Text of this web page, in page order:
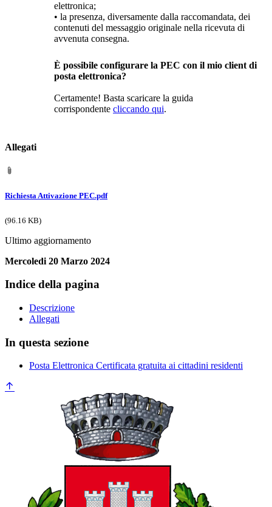
elettronica;
• la presenza, diversamente dalla raccomandata, dei
contenuti del messaggio originale nella ricevuta di
avvenuta consegna.
È possibile configurare la PEC con il mio client di
posta elettronica?
Certamente! Basta scaricare la guida
corrispondente cliccando qui.
Allegati
Richiesta Attivazione PEC.pdf
(96.16 KB)
Ultimo aggiornamento
Mercoledi 20 Marzo 2024
Indice della pagina
Descrizione
Allegati
In questa sezione
Posta Elettronica Certificata gratuita ai cittadini residenti